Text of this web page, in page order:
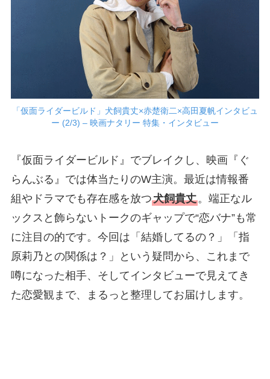
「仮面ライダービルド」犬飼貴丈×赤楚衛二×高田夏帆インタビュ
ー (2/3) – 映画ナタリー 特集・インタビュー
『仮面ライダービルド』でブレイクし、映画『ぐ
らんぶる』では体当たりのW主演。最近は情報番
組やドラマでも存在感を放つ犬飼貴丈。端正なル
ックスと飾らないトークのギャップで“恋バナ”も常
に注目の的です。今回は「結婚してるの？」「指
原莉乃との関係は？」という疑問から、これまで
噂になった相手、そしてインタビューで見えてき
た恋愛観まで、まるっと整理してお届けします。